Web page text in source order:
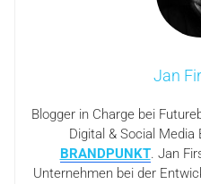
Jan
Blogger in Charge bei
Digital & Social
BRANDPUNKT. Jan
Unternehmen bei der